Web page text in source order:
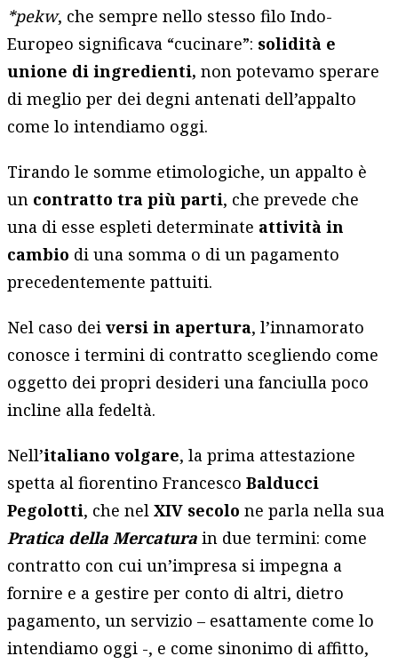
*pekw, che sempre nello stesso filo Indo-
Europeo significava “cucinare”: solidità e
unione di ingredienti, non potevamo sperare
di meglio per dei degni antenati dell’appalto
come lo intendiamo oggi.
Tirando le somme etimologiche, un appalto è
un contratto tra più parti, che prevede che
una di esse espleti determinate attività in
cambio di una somma o di un pagamento
precedentemente pattuiti.
Nel caso deiversi in apertura, l’innamorato
conosce i termini di contratto scegliendo come
oggetto dei propri desideri una fanciulla poco
incline alla fedeltà.
Nell’italiano volgare, la prima attestazione
spetta al fiorentino FrancescoBalducci
Pegolotti, che nelXIV secolo ne parla nella sua
Pratica della Mercatura in due termini: come
contratto con cui un’impresa si impegna a
fornire e a gestire per conto di altri, dietro
pagamento, un servizio – esattamente come lo
intendiamo oggi -, e come sinonimo di affitto,